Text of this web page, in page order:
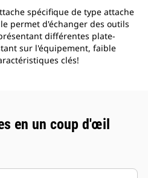
spécifique de type attache
permet d'échanger des outils
différentes plate-
sur l'équipement, faible
clés!
en un coup d'œil